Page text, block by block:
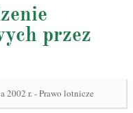
przez
2002 r. - Prawo lotnicze